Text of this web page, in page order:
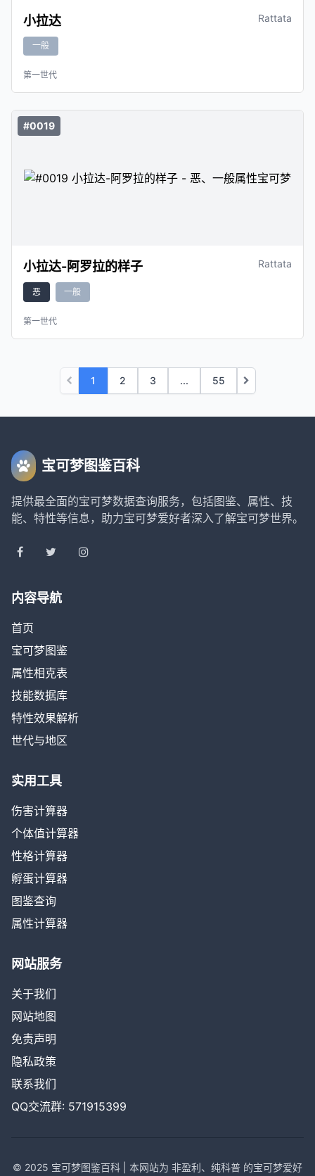
小拉达 Rattata
一般
第一世代
#0019
小拉达-阿罗拉的样子 Rattata
恶 一般
第一世代
1 2 3 ... 55
宝可梦图鉴百科
提供最全面的宝可梦数据查询服务，包括图鉴、属性、技
能、特性等信息，助力宝可梦爱好者深入了解宝可梦世界。
内容导航
首页
宝可梦图鉴
属性相克表
技能数据库
特性效果解析
世代与地区
实用工具
伤害计算器
个体值计算器
性格计算器
孵蛋计算器
图鉴查询
属性计算器
网站服务
关于我们
网站地图
免责声明
隐私政策
联系我们
QQ交流群: 571915399
© 2025 宝可梦图鉴百科 | 本网站为 非盈利、纯科普 的宝可梦爱好